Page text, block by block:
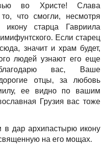
во Христе! Слава
что смогли, несмотря
икону старца Гавриила
Если старец
значит и храм будет,
людей узнают его еще
вас, Ваше
отцы, за любовь
ее видно по вашим
Грузия вас тоже
в дар архипастырю икону
на его мощах.